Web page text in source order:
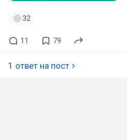
32
11 79
1 ответ на пост